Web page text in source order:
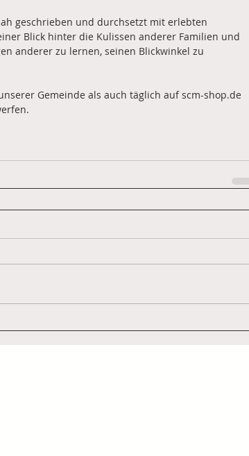
geschrieben und durchsetzt mit erlebten
Blick hinter die Kulissen anderer Familien und
anderer zu lernen, seinen Blickwinkel zu
Gemeinde als auch täglich auf scm-shop.de